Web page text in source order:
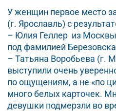
У женщин первое место
(г. Ярославль) с
– Юлия Геллер из
под фамилией
– Татьяна Воробьева (г.
выступили очень
по ощущениям, а не «по
много белых карточек.
девушки подмерзли во